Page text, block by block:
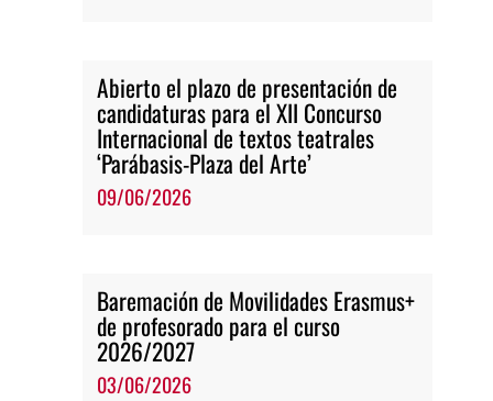
Abierto el plazo de presentación de
candidaturas para el XII Concurso
Internacional de textos teatrales
‘Parábasis-Plaza del Arte’
09/06/2026
Baremación de Movilidades Erasmus+
de profesorado para el curso
2026/2027
03/06/2026